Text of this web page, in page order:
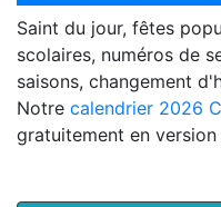
Saint du jour, fêtes
scolaires, numéros de
saisons, changement
Notre calendrier 2026
gratuitement en